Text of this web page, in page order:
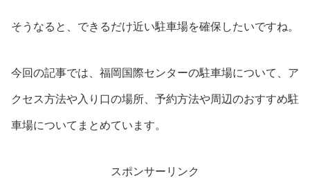
そうなると、できるだけ近い駐車場を確保したいですね。
今回の記事では、福岡国際センターの駐車場について、ア
クセス方法や入り口の場所、予約方法や周辺のおすすめ駐
車場についてまとめています。
スポンサーリンク